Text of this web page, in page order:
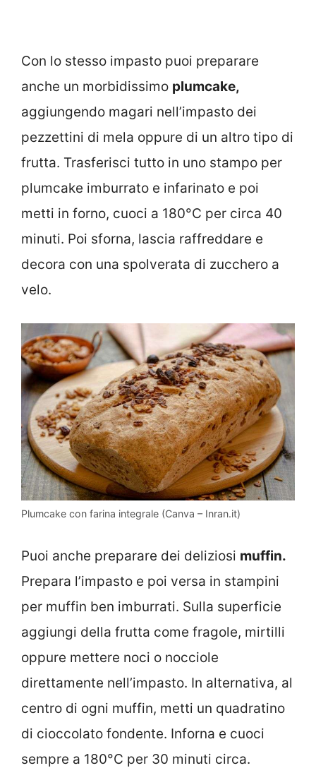
Con lo stesso impasto puoi preparare
anche un morbidissimo plumcake,
aggiungendo magari nell’impasto dei
pezzettini di mela oppure di un altro tipo di
frutta. Trasferisci tutto in uno stampo per
plumcake imburrato e infarinato e poi
metti in forno, cuoci a 180°C per circa 40
minuti. Poi sforna, lascia raffreddare e
decora con una spolverata di zucchero a
velo.
Plumcake con farina integrale (Canva – Inran.it)
Puoi anche preparare dei deliziosi muffin.
Prepara l’impasto e poi versa in stampini
per muffin ben imburrati. Sulla superficie
aggiungi della frutta come fragole, mirtilli
oppure mettere noci o nocciole
direttamente nell’impasto. In alternativa, al
centro di ogni muffin, metti un quadratino
di cioccolato fondente. Inforna e cuoci
sempre a 180°C per 30 minuti circa.